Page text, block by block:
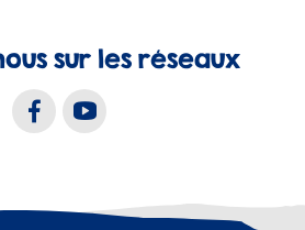
sur les réseaux